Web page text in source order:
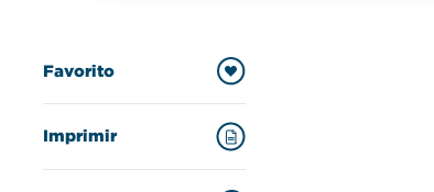
Favorito
Imprimir